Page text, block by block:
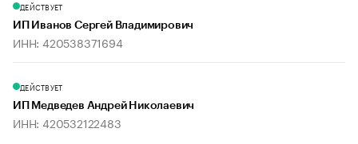
ДЕЙСТВУЕТ
ИП Иванов Сергей Владимирович
ИНН: 420538371694
ДЕЙСТВУЕТ
ИП Медведев Андрей Николаевич
ИНН: 420532122483